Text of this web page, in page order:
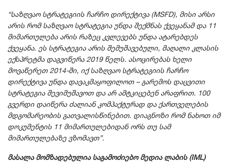
“საზღვაო სტრატეგიის ჩარჩო დირექტივა (MSFD), მისი არსი
არის რომ საზღვაო სტრატეგია უნდა შექმნას ქვეყანამ და 11
მიმართულება არის რაზეც კვლევებს უნდა ატარებდეს
ქვეყანა. ეს სტრატეგია არის შემუშავებული, მაღალი კლასის
ექსპრეტმა დაგვიწერა 2019 წელს. ასოცირებას ხელი
მოვაწერეთ 2014-ში, იქ საზღვაო სტრატეგიის ჩარჩო
დირექტივა უნდა დავაკმაყოფილოთ – გარემოს დაცვითი
სტრატეგია შევიმუშავოთ და არ ამტკიცებენ არაფრით. 100
გვერდი დაიწერა ძალიან კომპაქტურად და ქართველების
მდგომარეობის გათვალისწინებით. დიაგნოზი რომ ნახოთ იმ
დოკუმენტის 11 მიმართულებიდან ორს თუ სამ
მიმართულებაზე ვზომავთ”.
მასალა მომზადებულია საგამოძიებო მედია ლაბის (IML)